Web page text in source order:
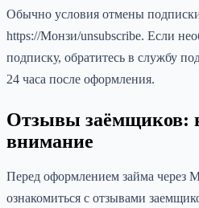
Обычно условия отмены
https://Монзи/unsubscribe. Если
подписку, обратитесь в службу
24 часа после оформления.
Отзывы заёмщиков:
внимание
Перед оформлением займа через
ознакомиться с отзывами